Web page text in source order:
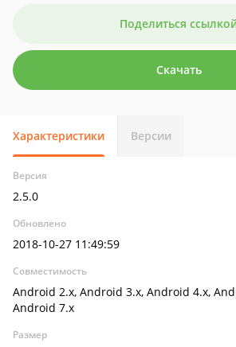
Поделиться
Скачать
Характеристики Версии
Версия
2.5.0
Обновлено
2018-10-27 11:49:59
Совместимость
Android 2.x, Android 3.x, Android 4.x,
Android 7.x
Размер